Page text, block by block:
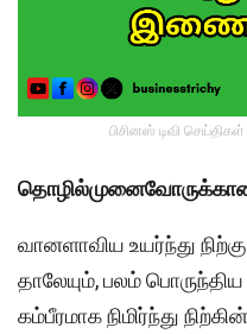
பிசினஸ் டிவி
வானளாவிய உயர்ந்து
தாலேயும், பலம்
கம்பீரமாக நிமிர்ந்து